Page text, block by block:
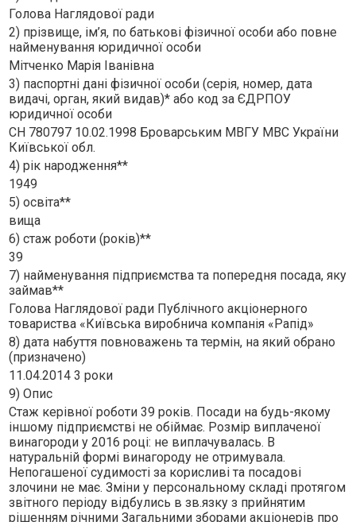
Голова Наглядової ради
2) прізвище, ім’я, по батькові фізичної особи або повне
найменування юридичної особи
Мiтченко Марiя Iванiвна
3) паспортні дані фізичної особи (серія, номер, дата
видачі, орган, який видав)* або код за ЄДРПОУ
юридичної особи
СH 780797 10.02.1998 Броварським МВГУ МВС України
Київської обл.
4) рік народження**
1949
5) освіта**
вища
6) стаж роботи (років)**
39
7) найменування підприємства та попередня посада, яку
займав**
Голова Наглядової ради Публiчного акцiонерного
товариства «Київська виробнича компанiя «Рапiд»
8) дата набуття повноважень та термін, на який обрано
(призначено)
11.04.2014 3 роки
9) Опис
Стаж керiвної роботи 39 рокiв. Посади на будь-якому
iншому пiдприємствi не обiймає. Розмiр виплаченої
винагороди у 2016 роцi: не виплачувалась. В
натуральнiй формi винагороду не отримувала.
Непогашеної судимостi за корисливi та посадовi
злочини не має. Змiни у персональному складi протягом
звiтного перiоду вiдбулись в зв.язку з прийнятим
рiшенням рiчними Загальними зборами акцiонерiв про